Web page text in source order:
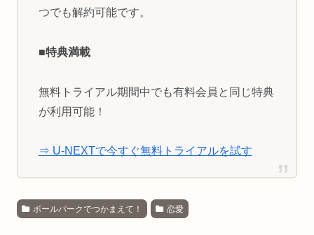
つでも解約可能です。
■特典満載
無料トライアル期間中でも有料会員と同じ特典
が利用可能！
⇒ U-NEXTで今すぐ無料トライアルを試す
ボールパークでつかまえて！ 恋愛